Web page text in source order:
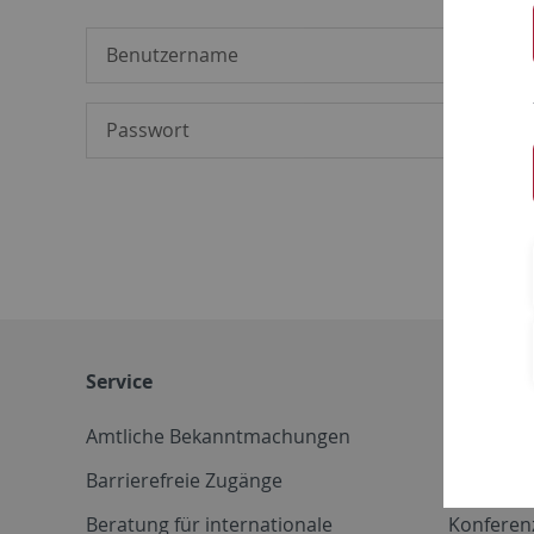
Service
Amtliche Bekanntmachungen
Barrierefreie Zugänge
Beratung für internationale